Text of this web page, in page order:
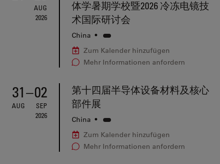
AUG
2026
体学暑期学校暨2026 冷冻电镜技
术国际研讨会
China •
Zum Kalender hinzufügen
Mehr Informationen anfordern
31
AUG
–02
SEP
2026
第十四届半导体设备材料及核心
部件展
China •
Zum Kalender hinzufügen
Mehr Informationen anfordern